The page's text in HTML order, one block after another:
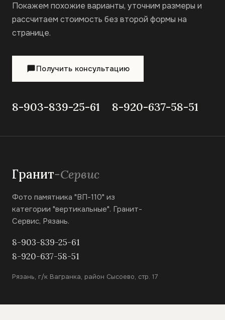
Покажем похожие варианты, уточним размеры и
рассчитаем стоимость без второй формы на
странице.
Получить консультацию
8-903-839-25-61 8-920-637-58-51
Гранит-Сервис
Фото памятника "ВП-110" из
категории "вертикальные". Гранит-
Сервис, Рязань.
8-903-839-25-61
8-920-637-58-51
Рязань, г/к Вагранка, район Сысоево, стр. 17